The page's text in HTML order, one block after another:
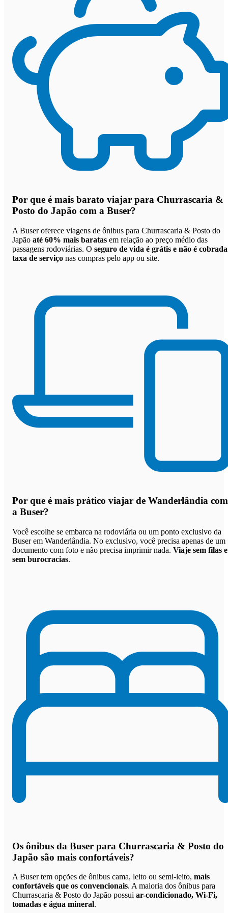
Por que é mais barato viajar para Churrascaria &
Posto do Japão com a Buser?
A Buser oferece viagens de ônibus para Churrascaria & Posto do
Japão até 60% mais baratas em relação ao preço médio das
passagens rodoviárias. O seguro de vida é grátis e não é cobrada
taxa de serviço nas compras pelo app ou site.
Por que é mais prático viajar de Wanderlândia com
a Buser?
Você escolhe se embarca na rodoviária ou um ponto exclusivo da
Buser em Wanderlândia. No exclusivo, você precisa apenas de um
documento com foto e não precisa imprimir nada. Viaje sem filas e
sem burocracias.
Os ônibus da Buser para Churrascaria & Posto do
Japão são mais confortáveis?
A Buser tem opções de ônibus cama, leito ou semi-leito, mais
confortáveis que os convencionais. A maioria dos ônibus para
Churrascaria & Posto do Japão possui ar-condicionado, Wi-Fi,
tomadas e água mineral.